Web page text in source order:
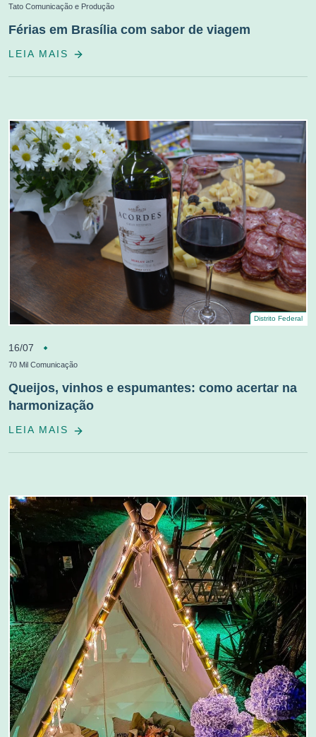
Tato Comunicação e Produção
Férias em Brasília com sabor de viagem
LEIA MAIS
Distrito Federal
16/07
70 Mil Comunicação
Queijos, vinhos e espumantes: como acertar na
harmonização
LEIA MAIS